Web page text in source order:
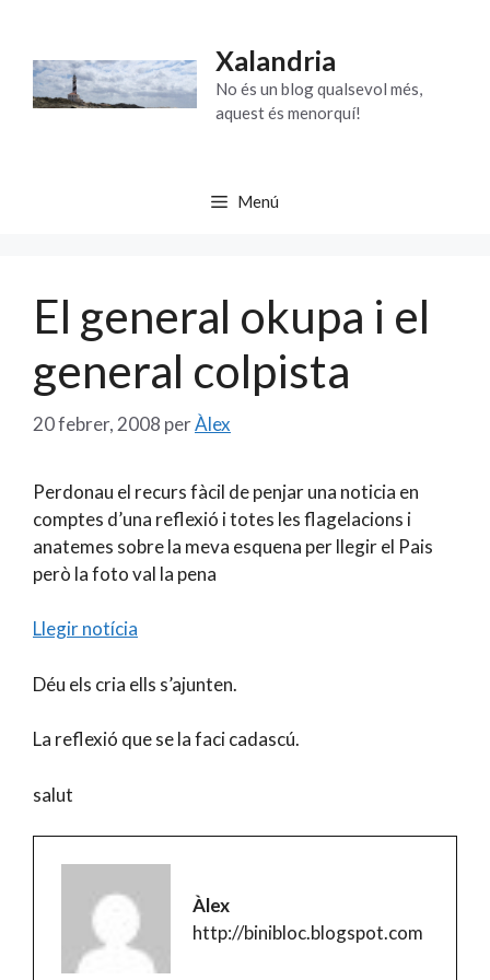
contingut
Xalandria
No és un blog qualsevol més,
aquest és menorquí!
Menú
El general okupa i el
general colpista
20 febrer, 2008 perÀlex
Perdonau el recurs fàcil de penjar una noticia en
comptes d’una reflexió i totes les flagelacions i
anatemes sobre la meva esquena per llegir el Pais
però la foto val la pena
Llegir notícia
Déu els cria ells s’ajunten.
La reflexió que se la faci cadascú.
salut
Àlex
http://binibloc.blogspot.com